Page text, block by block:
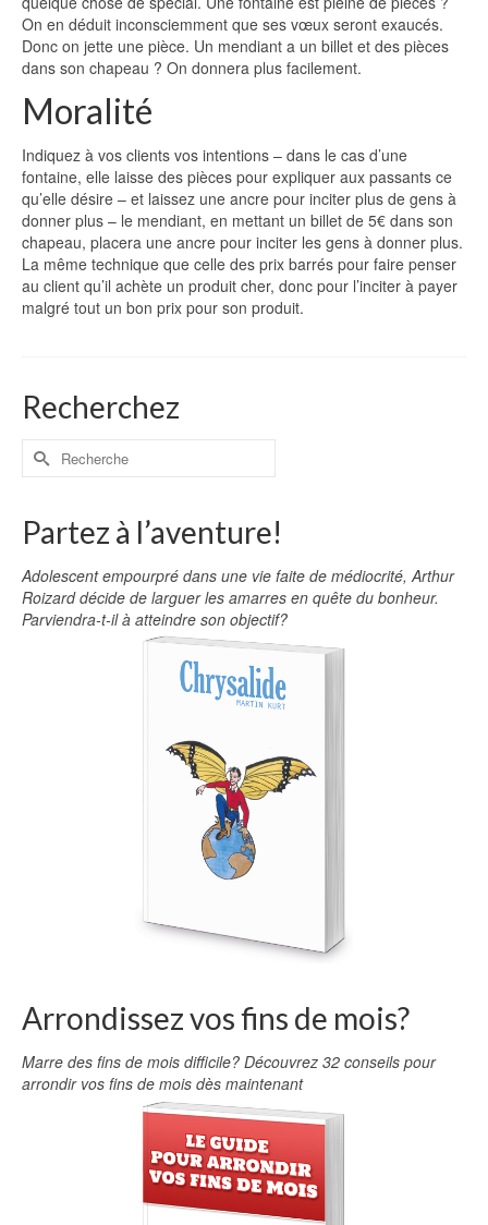
On en déduit inconsciemment que ses vœux seront exaucés.
Donc on jette une pièce. Un mendiant a un billet et des pièces
dans son chapeau ? On donnera plus facilement.
Moralité
Indiquez à vos clients vos intentions – dans le cas d’une
fontaine, elle laisse des pièces pour expliquer aux passants ce
qu’elle désire – et laissez une ancre pour inciter plus de gens à
donner plus – le mendiant, en mettant un billet de 5€ dans son
chapeau, placera une ancre pour inciter les gens à donner plus.
La même technique que celle des prix barrés pour faire penser
au client qu’il achète un produit cher, donc pour l’inciter à payer
malgré tout un bon prix pour son produit.
Recherchez
Partez à l’aventure!
Adolescent empourpré dans une vie faite de médiocrité, Arthur
Roizard décide de larguer les amarres en quête du bonheur.
Parviendra-t-il à atteindre son objectif?
Arrondissez vos fins de mois?
Marre des fins de mois difficile? Découvrez 32 conseils pour
arrondir vos fins de mois dès maintenant